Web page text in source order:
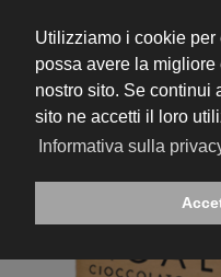
Utilizziamo i cookie per
possa avere la migliore
nostro sito. Se continui
sito ne accetti il loro
Informativa sulla